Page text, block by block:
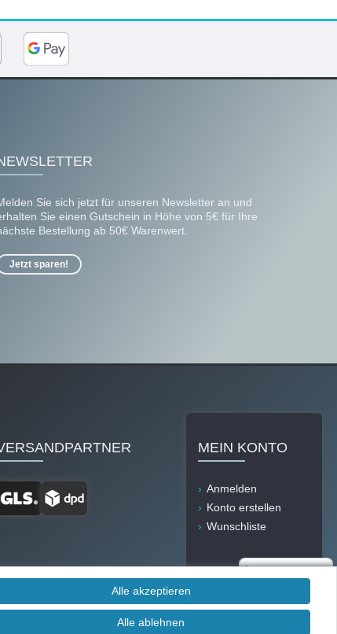
Sie sich jetzt für unseren Newsletter an und
Sie einen Gutschein in Höhe von 5€ für Ihre
Bestellung ab 50€ Warenwert.
Jetzt sparen!
MEIN KONTO
Anmelden
Konto erstellen
Wunschliste
Alle akzeptieren
Alle ablehnen